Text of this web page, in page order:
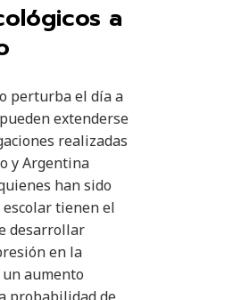
a
perturba el día a
extenderse
realizadas
y Argentina
han sido
escolar tienen el
desarrollar
en la
aumento